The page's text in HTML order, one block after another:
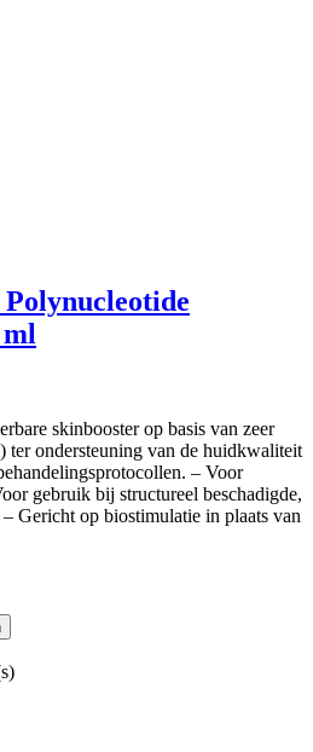
ml
skinbooster op basis van zeer
ter ondersteuning van de huidkwaliteit
– Voor
gebruik bij structureel beschadigde,
Gericht op biostimulatie in plaats van